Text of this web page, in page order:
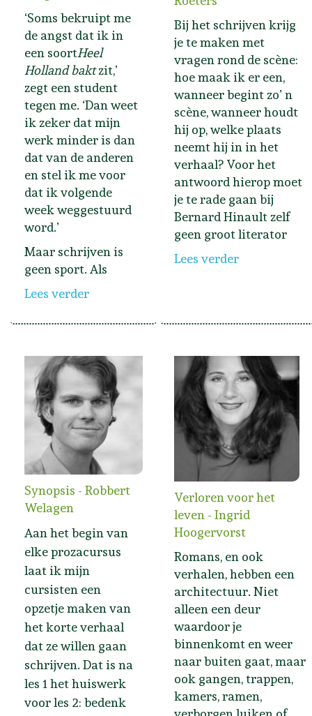
‘Soms bekruipt me
de angst dat ik in
een soortHeel
Holland baktzit,’
zegt een student
tegen me. ‘Dan weet
ik zeker dat mijn
werk minder is dan
dat van de anderen
en stel ik me voor
dat ik volgende
week weggestuurd
word.’
Maar schrijven is
geen sport. Als
Lees verder
Bij het schrijven krijg
je te maken met
vragen rond de scène:
hoe maak ik er een,
wanneer begint zo’ n
scène, wanneer houdt
hij op, welke plaats
neemt hij in in het
verhaal? Voor het
antwoord hierop moet
je te rade gaan bij
Bernard Hinault zelf
geen groot literator
Lees verder
Synopsis - Robbert
Welagen
Aan het begin van
elke prozacursus
laat ik mijn
cursisten een
opzetje maken van
het korte verhaal
dat ze willen gaan
schrijven. Dat is na
les 1 het huiswerk
voor les 2: bedenk
Verloren voor het
leven - Ingrid
Hoogervorst
Romans, en ook
verhalen, hebben een
architectuur. Niet
alleen een deur
waardoor je
binnenkomt en weer
naar buiten gaat, maar
ook gangen, trappen,
kamers, ramen,